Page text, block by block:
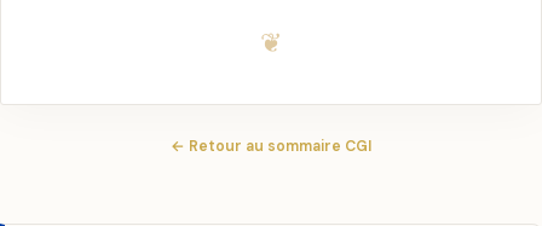
← Retour au sommaire CGI